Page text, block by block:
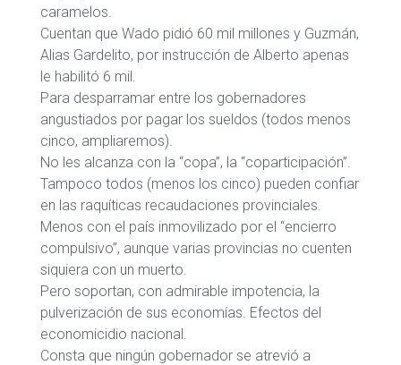
caramelos.
Cuentan que Wado pidió 60 mil millones y Guzmán,
Alias Gardelito, por instrucción de Alberto apenas
le habilitó 6 mil.
Para desparramar entre los gobernadores
angustiados por pagar los sueldos (todos menos
cinco, ampliaremos).
No les alcanza con la “copa”, la “coparticipación”.
Tampoco todos (menos los cinco) pueden confiar
en las raquíticas recaudaciones provinciales.
Menos con el país inmovilizado por el “encierro
compulsivo”, aunque varias provincias no cuenten
siquiera con un muerto.
Pero soportan, con admirable impotencia, la
pulverización de sus economías. Efectos del
economicidio nacional.
Consta que ningún gobernador se atrevió a